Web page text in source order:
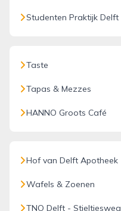
Studenten Praktijk Delft
Taste
Tapas & Mezzes
HANNO Groots Café
Hof van Delft Apotheek
Wafels & Zoenen
TNO Delft - Stieltjesweg